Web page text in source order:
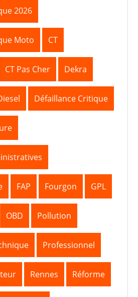
2026
Moto CT
CT Pas Cher Dekra
Défaillance Critique
FAP Fourgon GPL
OBD Pollution
Professionnel
Rennes Réforme